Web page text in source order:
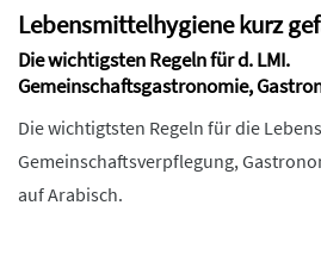
Lebensmittelhygiene kurz
Die wichtigsten Regeln für d. LMI.
Gemeinschaftsgastronomie,
Die wichtigtsten Regeln für die
Gemeinschaftsverpflegung,
auf Arabisch.